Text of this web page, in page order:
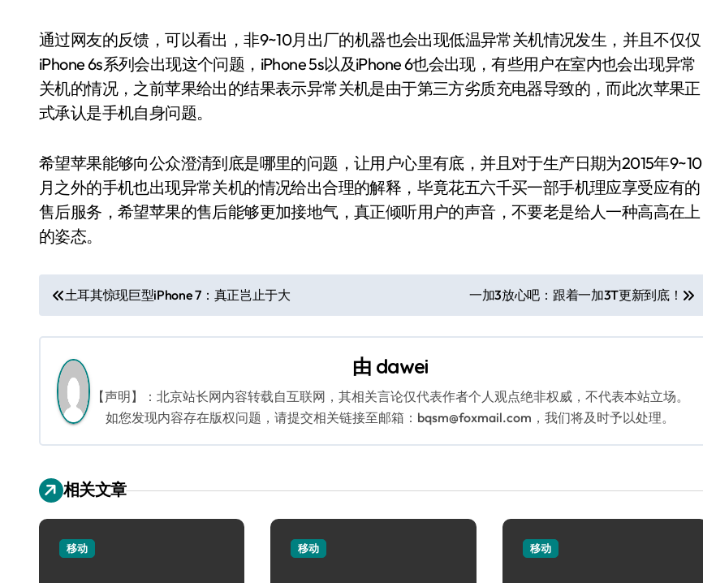
通过网友的反馈，可以看出，非9~10月出厂的机器也会出现低温异常关机情况发生，并且不仅仅
iPhone 6s系列会出现这个问题，iPhone 5s以及iPhone 6也会出现，有些用户在室内也会出现异常
关机的情况，之前苹果给出的结果表示异常关机是由于第三方劣质充电器导致的，而此次苹果正
式承认是手机自身问题。
希望苹果能够向公众澄清到底是哪里的问题，让用户心里有底，并且对于生产日期为2015年9~10
月之外的手机也出现异常关机的情况给出合理的解释，毕竟花五六千买一部手机理应享受应有的
售后服务，希望苹果的售后能够更加接地气，真正倾听用户的声音，不要老是给人一种高高在上
的姿态。
文
章
导
航
土耳其惊现巨型iPhone 7：真正岂止于大 一加3放心吧：跟着一加3T更新到底！
由 dawei
【声明】：北京站长网内容转载自互联网，其相关言论仅代表作者个人观点绝非权威，不代表本站立场。
如您发现内容存在版权问题，请提交相关链接至邮箱：bqsm@foxmail.com，我们将及时予以处理。
相关文章
移动 移动 移动